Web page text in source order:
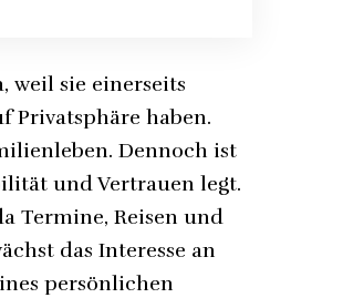
weil sie einerseits
Privatsphäre haben.
Dennoch ist
und Vertrauen legt.
Termine, Reisen und
das Interesse an
persönlichen